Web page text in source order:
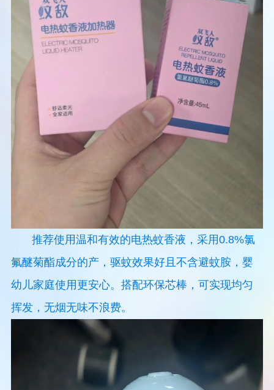
推荐使用温和有效的电热蚊香液，采用0.8%氯
氟醚菊酯成分的产，驱蚊效果好且不含避蚊胺，婴
幼儿家庭使用更安心。搭配环保芯棒，可实现均匀
挥发，无烟无味不浪费。